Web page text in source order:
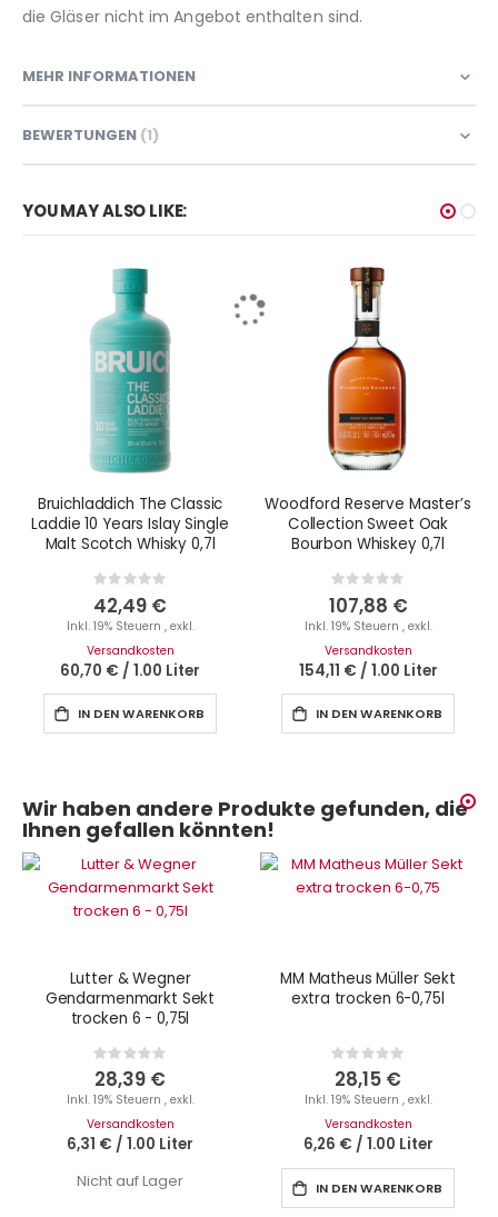
die Gläser nicht im Angebot enthalten sind.
MEHR INFORMATIONEN
BEWERTUNGEN 1
YOU MAY ALSO LIKE:
Bruichladdich The Classic
Laddie 10 Years Islay Single
Malt Scotch Whisky 0,7l
Rating:
0%
42,49 €
Inkl. 19% Steuern , exkl.
Versandkosten
60,70 € / 1.00 Liter
IN DEN WARENKORB
Woodford Reserve Master’s
Collection Sweet Oak
Bourbon Whiskey 0,7l
Rating:
0%
107,88 €
Inkl. 19% Steuern , exkl.
Versandkosten
154,11 € / 1.00 Liter
IN DEN WARENKORB
Wir haben andere Produkte gefunden, die
Ihnen gefallen könnten!
Lutter & Wegner
Gendarmenmarkt Sekt
trocken 6 - 0,75l
Rating:
0%
28,39 €
Inkl. 19% Steuern , exkl.
Versandkosten
6,31 € / 1.00 Liter
Nicht auf Lager
MM Matheus Müller Sekt
extra trocken 6-0,75l
Rating:
0%
28,15 €
Inkl. 19% Steuern , exkl.
Versandkosten
6,26 € / 1.00 Liter
IN DEN WARENKORB